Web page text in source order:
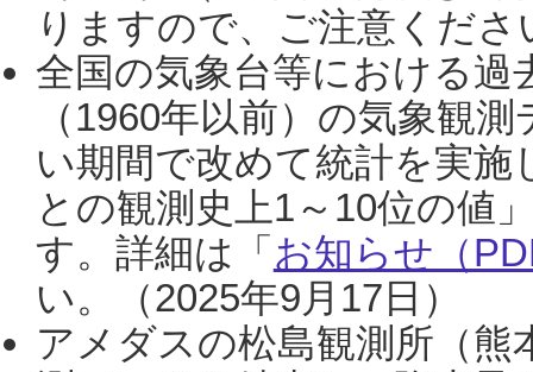
りますので、ご注意くだ
全国の気象台等における過
（1960年以前）の気象観
い期間で改めて統計を実
との観測史上1～10位の値
す。詳細は「 お知らせ（
い。（2025年9月17日）
アメダスの松島観測所（熊